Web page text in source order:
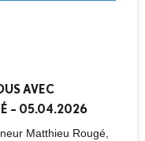
AVEC
– 05.04.2026
Matthieu Rougé,